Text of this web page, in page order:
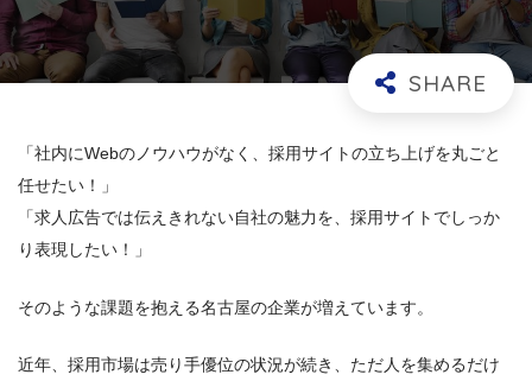
「社内にWebのノウハウがなく、採用サイトの立ち上げを丸ごと
任せたい！」
「求人広告では伝えきれない自社の魅力を、採用サイトでしっか
り表現したい！」
そのような課題を抱える名古屋の企業が増えています。
近年、採用市場は売り手優位の状況が続き、ただ人を集めるだけ